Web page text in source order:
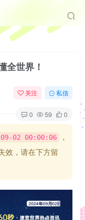
全世界！
关注 私信
0 59 0
09-02 00:00:06
，
效，请在下方留